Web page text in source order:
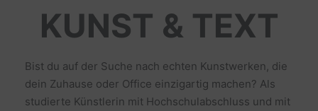
KUNST & TEXT
Bist du auf der Suche nach echten Kunstwerken, die
dein Zuhause oder Office einzigartig machen? Als
studierte Künstlerin mit Hochschulabschluss und mit